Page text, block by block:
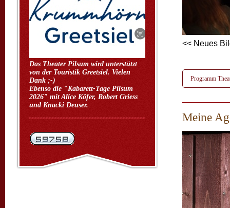
Das Theater Pilsum wird unterstützt
von der Touristik Greetsiel. Vielen
Dank ;-)
Ebenso die "Kabarett-Tage Pilsum
2026" mit Alice Köfer, Robert Griess
und Knacki Deuser.
<< Neues
Programm
Meine